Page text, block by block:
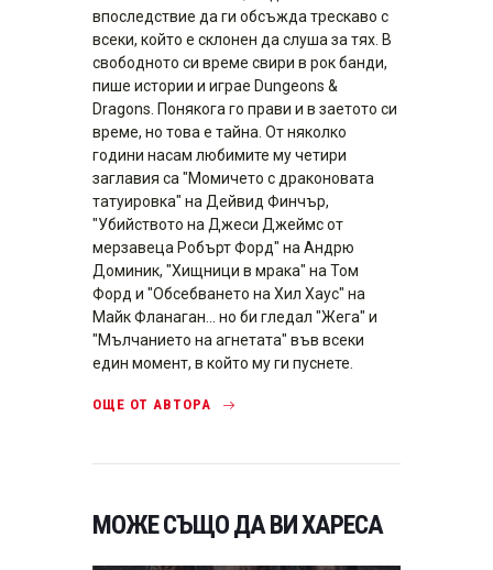
впоследствие да ги обсъжда трескаво с
всеки, който е склонен да слуша за тях. В
свободното си време свири в рок банди,
пише истории и играе Dungeons &
Dragons. Понякога го прави и в заетото си
време, но това е тайна. От няколко
години насам любимите му четири
заглавия са "Момичето с драконовата
татуировка" на Дейвид Финчър,
"Убийството на Джеси Джеймс от
мерзавеца Робърт Форд" на Андрю
Доминик, "Хищници в мрака" на Том
Форд и "Обсебването на Хил Хаус" на
Майк Фланаган... но би гледал "Жега" и
"Мълчанието на агнетата" във всеки
един момент, в който му ги пуснете.
ОЩЕ ОТ АВТОРА
МОЖЕ СЪЩО ДА ВИ ХАРЕСА